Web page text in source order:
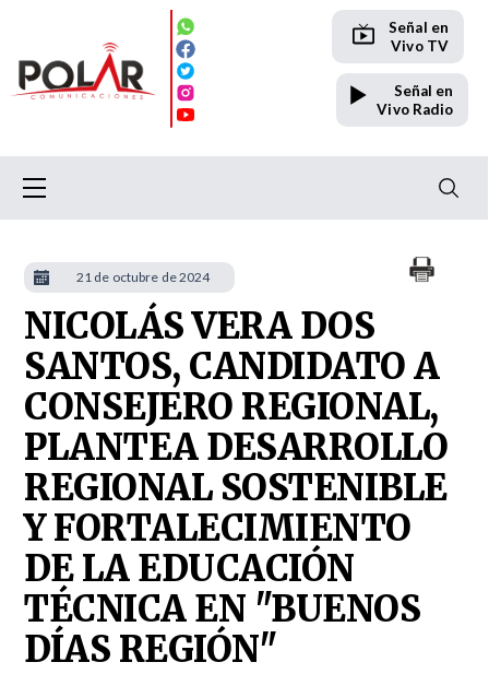
Señal en
Vivo TV
Señal en
Vivo Radio
NICOLÁS VERA DOS
SANTOS, CANDIDATO A
CONSEJERO REGIONAL,
PLANTEA DESARROLLO
REGIONAL SOSTENIBLE
Y FORTALECIMIENTO
DE LA EDUCACIÓN
TÉCNICA EN "BUENOS
DÍAS REGIÓN"
21 de octubre de 2024